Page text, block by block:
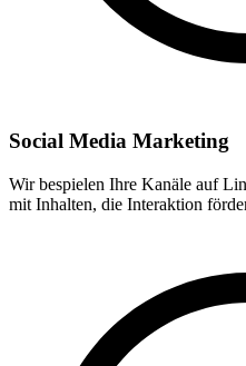
Social Media Marketing
Wir bespielen Ihre Kanäle auf
mit Inhalten, die Interaktion